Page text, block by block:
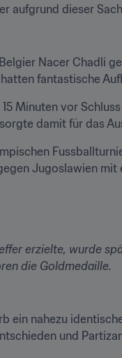
aufgrund dieser
Nacer Chadli
fantastische
Minuten vor
damit für das
Jugoslawien
erzielte, wurde
die Goldmedaille.
ein nahezu
und